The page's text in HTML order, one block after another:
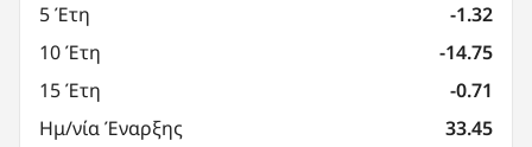
5 Έτη
-1.32
10 Έτη
-14.75
15 Έτη
-0.71
Ημ/νία Έναρξης
33.45